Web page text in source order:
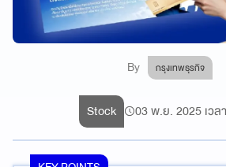
By กรุงเทพธุรกิจ
Stock 03 พ.ย. 2025 เวล